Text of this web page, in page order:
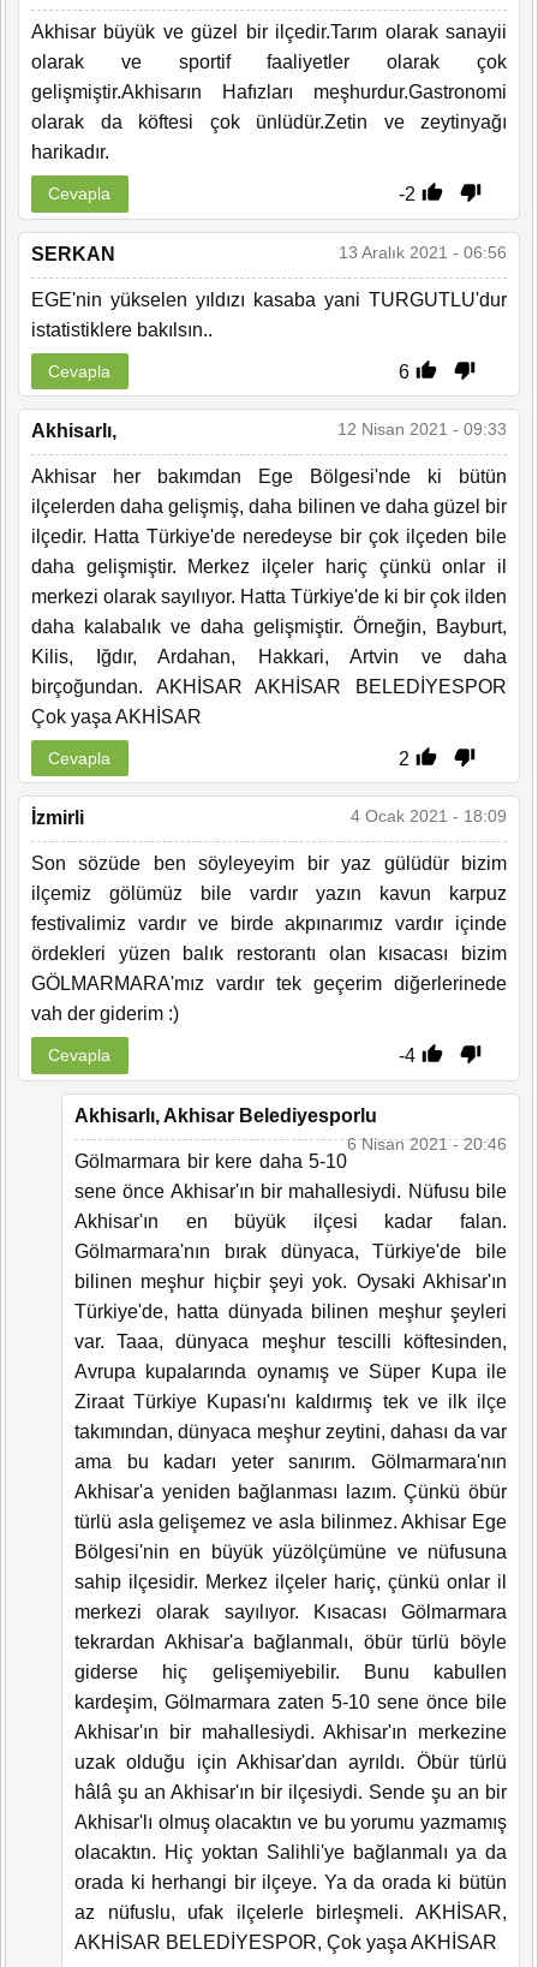
Akhisar büyük ve güzel bir ilçedir.Tarım olarak sanayii
olarak ve sportif faaliyetler olarak çok
gelişmiştir.Akhisarın Hafızları meşhurdur.Gastronomi
olarak da köftesi çok ünlüdür.Zetin ve zeytinyağı
harikadır.
-2
Cevapla
SERKAN 13 Aralık 2021 - 06:56
EGE'nin yükselen yıldızı kasaba yani TURGUTLU'dur
istatistiklere bakılsın..
6
Cevapla
Akhisarlı, 12 Nisan 2021 - 09:33
Akhisar her bakımdan Ege Bölgesi'nde ki bütün
ilçelerden daha gelişmiş, daha bilinen ve daha güzel bir
ilçedir. Hatta Türkiye'de neredeyse bir çok ilçeden bile
daha gelişmiştir. Merkez ilçeler hariç çünkü onlar il
merkezi olarak sayılıyor. Hatta Türkiye'de ki bir çok ilden
daha kalabalık ve daha gelişmiştir. Örneğin, Bayburt,
Kilis, Iğdır, Ardahan, Hakkari, Artvin ve daha
birçoğundan. AKHİSAR AKHİSAR BELEDİYESPOR
Çok yaşa AKHİSAR
2
Cevapla
İzmirli 4 Ocak 2021 - 18:09
Son sözüde ben söyleyeyim bir yaz gülüdür bizim
ilçemiz gölümüz bile vardır yazın kavun karpuz
festivalimiz vardır ve birde akpınarımız vardır içinde
ördekleri yüzen balık restorantı olan kısacası bizim
GÖLMARMARA'mız vardır tek geçerim diğerlerinede
vah der giderim :)
-4
Cevapla
Akhisarlı, Akhisar Belediyesporlu
6 Nisan 2021 - 20:46
Gölmarmara bir kere daha 5-10
sene önce Akhisar'ın bir mahallesiydi. Nüfusu bile
Akhisar'ın en büyük ilçesi kadar falan.
Gölmarmara'nın bırak dünyaca, Türkiye'de bile
bilinen meşhur hiçbir şeyi yok. Oysaki Akhisar'ın
Türkiye'de, hatta dünyada bilinen meşhur şeyleri
var. Taaa, dünyaca meşhur tescilli köftesinden,
Avrupa kupalarında oynamış ve Süper Kupa ile
Ziraat Türkiye Kupası'nı kaldırmış tek ve ilk ilçe
takımından, dünyaca meşhur zeytini, dahası da var
ama bu kadarı yeter sanırım. Gölmarmara'nın
Akhisar'a yeniden bağlanması lazım. Çünkü öbür
türlü asla gelişemez ve asla bilinmez. Akhisar Ege
Bölgesi'nin en büyük yüzölçümüne ve nüfusuna
sahip ilçesidir. Merkez ilçeler hariç, çünkü onlar il
merkezi olarak sayılıyor. Kısacası Gölmarmara
tekrardan Akhisar'a bağlanmalı, öbür türlü böyle
giderse hiç gelişemiyebilir. Bunu kabullen
kardeşim, Gölmarmara zaten 5-10 sene önce bile
Akhisar'ın bir mahallesiydi. Akhisar'ın merkezine
uzak olduğu için Akhisar'dan ayrıldı. Öbür türlü
hâlâ şu an Akhisar'ın bir ilçesiydi. Sende şu an bir
Akhisar'lı olmuş olacaktın ve bu yorumu yazmamış
olacaktın. Hiç yoktan Salihli'ye bağlanmalı ya da
orada ki herhangi bir ilçeye. Ya da orada ki bütün
az nüfuslu, ufak ilçelerle birleşmeli. AKHİSAR,
AKHİSAR BELEDİYESPOR, Çok yaşa AKHİSAR